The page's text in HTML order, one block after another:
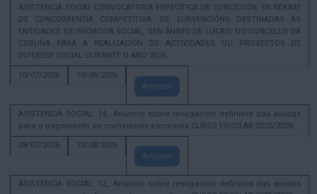
ASISTENCIA SOCIAL CONVOCATORIA ESPECÍFICA DE CONCESIÓN, EN RÉXIME
DE CONCORRENCIA COMPETITIVA, DE SUBVENCIÓNS DESTINADAS ÁS
ENTIDADES DE INICIATIVA SOCIAL, SEN ÁNIMO DE LUCRO, DO CONCELLO DA
CORUÑA PARA A REALIZACIÓN DE ACTIVIDADES OU PROXECTOS DE
INTERESE SOCIAL DURANTE O ANO 2026
10/07/2026
10/08/2026
Amosar
ASISTENCIA SOCIAL. 14_ Anuncio sobre revogación definitiva das axudas
para o pagamento de comedores escolares CURSO ESCOLAR 2025/2026
08/07/2026
10/08/2026
Amosar
ASISTENCIA SOCIAL. 12_ Anuncio sobre revogación definitiva das axudas